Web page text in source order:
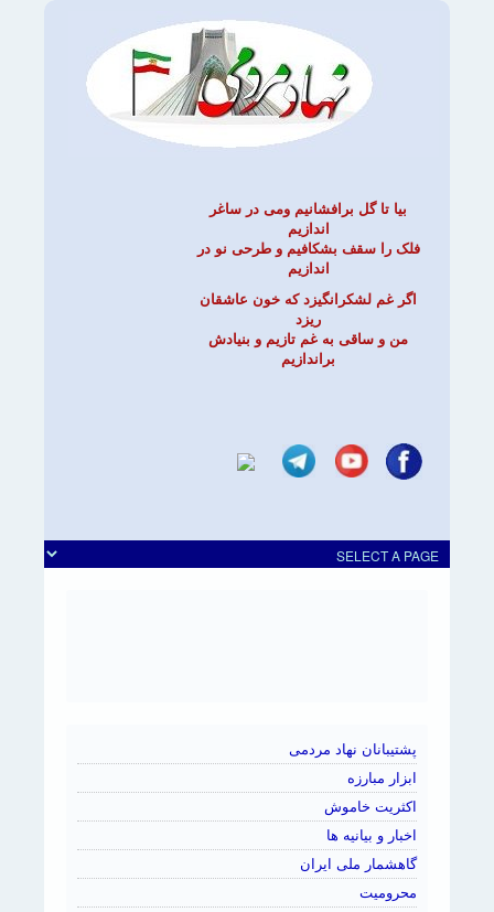
بیا تا گل برافشانیم ومی در ساغر
فلک را سقف بشکافیم و طرحی نو در
اگر غم لشکرانگیزد که خون عاشقان
من و ساقی به غم تازیم و بنیادش
پشتیبانان نهاد مردمی
ابزار مبارزه
اکثریت خاموش
اخبار و بیانیه ها
گاهشمار ملی ایران
محرومیت